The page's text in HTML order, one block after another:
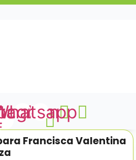
Francisca Valentina